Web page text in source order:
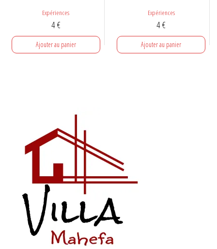
Expériences
4€
Ajouter au panier
Expériences
4€
Ajouter au panier